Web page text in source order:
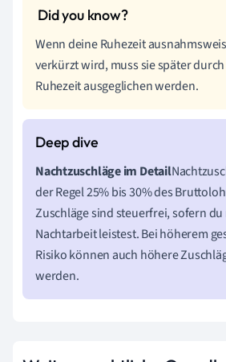
Wenn deine Ruhezeit
verkürzt wird, muss sie später
Ruhezeit ausgeglichen werden.
Nachtzuschläge im Detail
der Regel 25% bis 30% des
Zuschläge sind steuerfrei, sofern
Nachtarbeit leistest. Bei höherem
Risiko können auch höhere
werden.